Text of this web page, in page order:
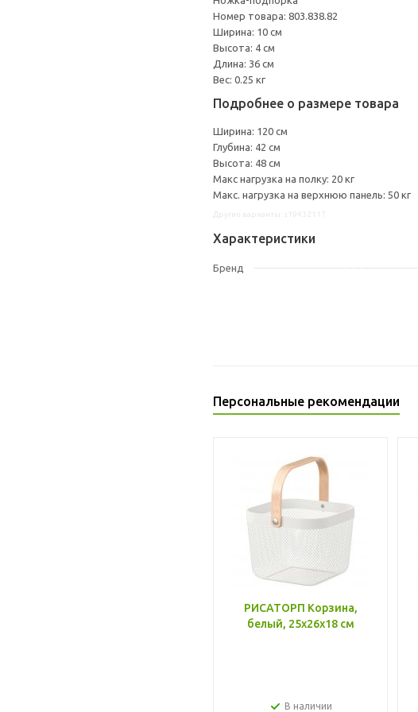
Номер товара: 803.838.82
Ширина: 10 см
Высота: 4 см
Длина: 36 см
Вес: 0.25 кг
Подробнее о размере товара
Ширина: 120 см
Глубина: 42 см
Высота: 48 см
Макс нагрузка на полку: 20 кг
Макс. нагрузка на верхнюю панель: 50 кг
Характеристики
Бренд
Персональные рекомендации
РИСАТОРП Корзина,
белый, 25x26x18 см
В наличии